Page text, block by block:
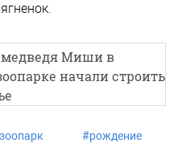
медведя Миши в
начали строить
#рождение